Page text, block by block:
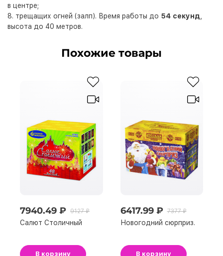
в центре;
8. трещащих огней (залп). Время работы до 54 секунд
высота до 40 метров.
Похожие товары
7940.49 ₽ 9127 ₽
Салют Столичный
В корзину
6417.99 ₽ 7377 ₽
Новогодний сюрприз.
В корзину